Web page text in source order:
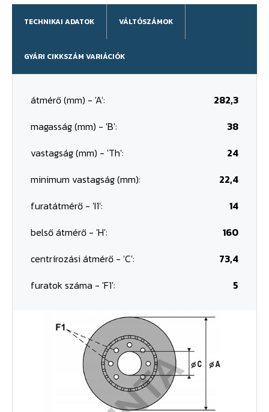
TECHNIKAI ADATOK VÁLTÓSZÁMOK
GYÁRI CIKKSZÁM VARIÁCIÓK
átmérő (mm) - 'A':
282,3
magasság (mm) - 'B':
38
vastagság (mm) - 'Th':
24
minimum vastagság (mm):
22,4
furatátmérő - 'I1':
14
belső átmérő - 'H':
160
centrírozási átmérő - 'C':
73,4
furatok száma - 'F1':
5